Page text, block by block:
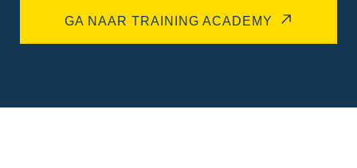
GA NAAR TRAINING ACADEMY